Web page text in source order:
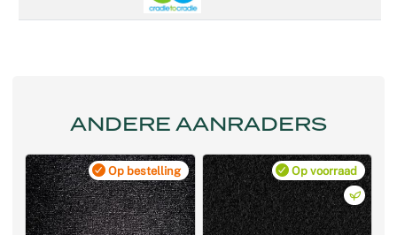
ANDERE AANRADERS
Op bestelling Op voorraad